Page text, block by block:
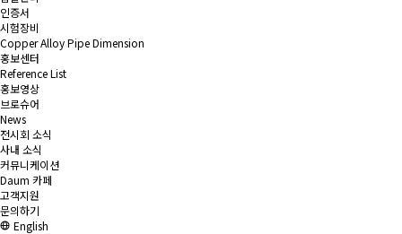
인증서
시험장비
Copper Alloy Pipe Dimension
홍보센터
Reference List
홍보영상
브로슈어
News
전시회 소식
사내 소식
커뮤니케이션
Daum 카페
고객지원
문의하기
English